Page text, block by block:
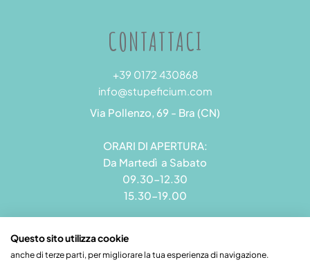
CONTATTACI
+39 0172 430868
info@stupeficium.com
Via Pollenzo, 69 - Bra (CN)
ORARI DI APERTURA:
Da Martedì a Sabato
09.30-12.30
15.30-19.00
Questo sito utilizza cookie
anche di terze parti, per migliorare la tua esperienza di navigazione.